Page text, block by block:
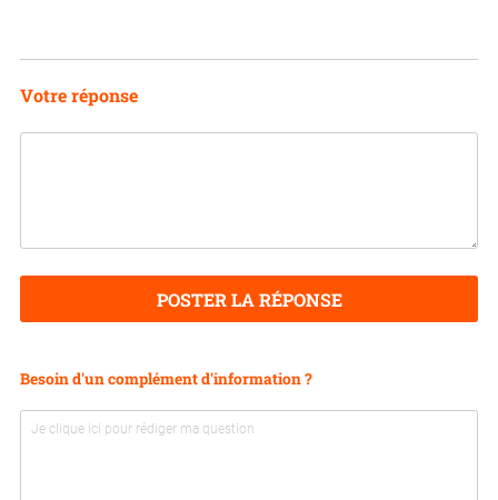
Votre réponse
POSTER LA RÉPONSE
Besoin d'un complément d'information ?